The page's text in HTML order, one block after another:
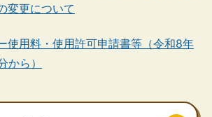
変更について
使用料・使用許可申請書等（令和8年
から）